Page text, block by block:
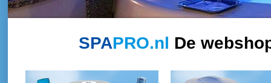
SPAPRO.nl De